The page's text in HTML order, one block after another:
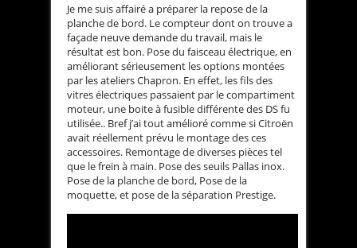
Je me suis affairé a préparer la repose de la
planche de bord. Le compteur dont on trouve a
façade neuve demande du travail, mais le
résultat est bon. Pose du faisceau électrique, en
améliorant sérieusement les options montées
par les ateliers Chapron. En effet, les fils des
vitres électriques passaient par le compartiment
moteur, une boite à fusible différente des DS fu
utilisée.. Bref j’ai tout amélioré comme si Citroën
avait réellement prévu le montage des ces
accessoires. Remontage de diverses pièces tel
que le frein à main. Pose des seuils Pallas inox.
Pose de la planche de bord, Pose de la
moquette, et pose de la séparation Prestige.